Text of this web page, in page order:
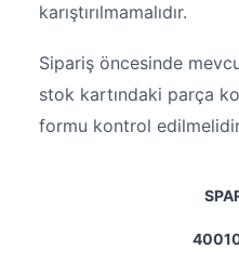
karıştırılmamalıdır.
Sipariş öncesinde
stok kartındaki parça
formu kontrol